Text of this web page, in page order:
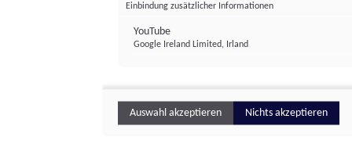
Einbindung zusätzlicher Informationen
YouTube
Google Ireland Limited, Irland
Auswahl akzeptieren Nichts akzeptieren